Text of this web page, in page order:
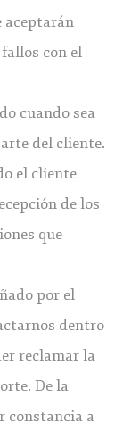
aceptarán
con el
cuando sea
del cliente.
el cliente
de los
que
por el
dentro
reclamar la
De la
constancia a